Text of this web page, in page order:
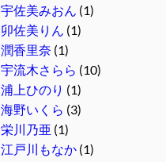
宇佐美みおん (1)
卯佐美りん (1)
潤香里奈 (1)
宇流木さらら (10)
浦上ひのり (1)
海野いくら (3)
栄川乃亜 (1)
江戸川もなか(1)